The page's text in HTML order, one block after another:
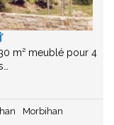
m² meublé pour 4
Morbihan